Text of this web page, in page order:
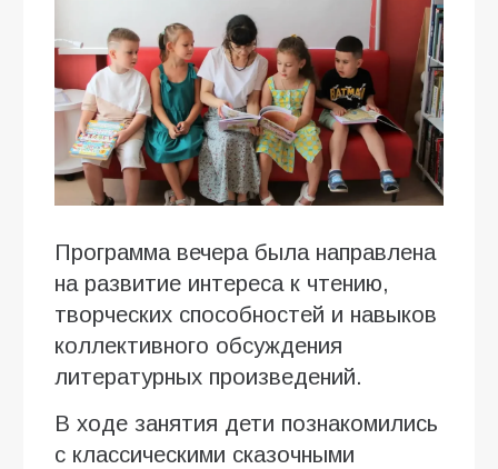
Программа вечера была направлена
на развитие интереса к чтению,
творческих способностей и навыков
коллективного обсуждения
литературных произведений.
В ходе занятия дети познакомились
с классическими сказочными